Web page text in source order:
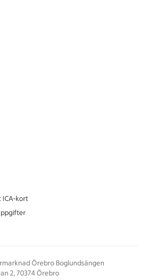
ICA-kort
Örebro Boglundsängen
2, 70374 Örebro